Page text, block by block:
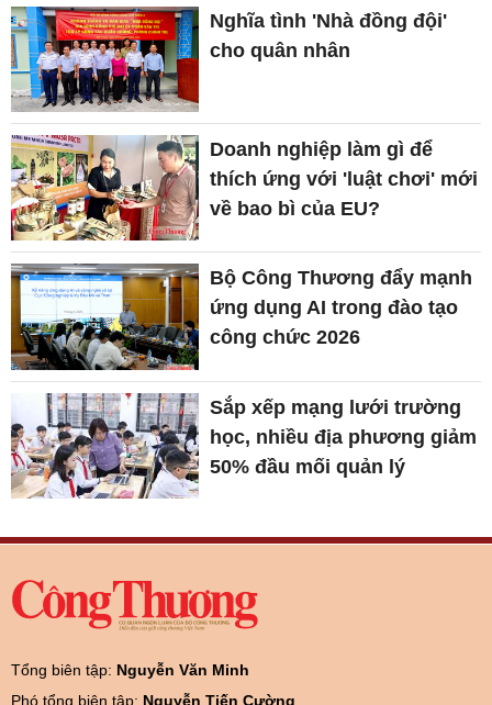
Nghĩa tình 'Nhà đồng đội'
cho quân nhân
Doanh nghiệp làm gì để
thích ứng với 'luật chơi' mới
về bao bì của EU?
Bộ Công Thương đẩy mạnh
ứng dụng AI trong đào tạo
công chức 2026
Sắp xếp mạng lưới trường
học, nhiều địa phương giảm
50% đầu mối quản lý
Tổng biên tập: Nguyễn Văn Minh
Phó tổng biên tập: Nguyễn Tiến Cường